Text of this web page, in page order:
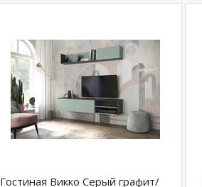
Гостиная Викко Серый графит/